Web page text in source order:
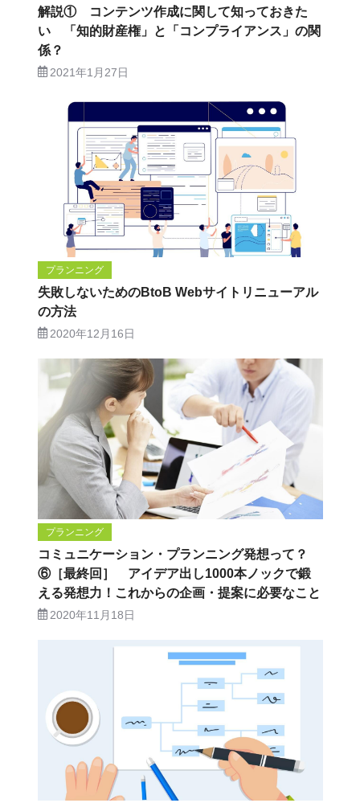
解説① コンテンツ作成に関して知っておきた
い 「知的財産権」と「コンプライアンス」の関
係？
2021年1月27日
プランニング
失敗しないためのBtoB Webサイトリニューアル
の方法
2020年12月16日
プランニング
コミュニケーション・プランニング発想って？
⑥［最終回］ アイデア出し1000本ノックで鍛
える発想力！これからの企画・提案に必要なこと
2020年11月18日